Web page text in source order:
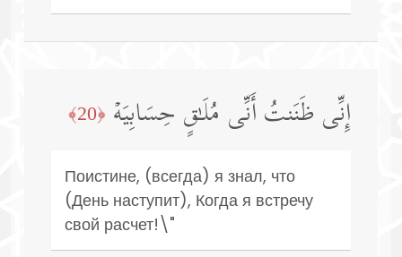
إِنِّی ظَنَنتُ أَنِّی مُلَـٰقٍ حِسَابِیَهۡ ﴿20﴾
Поистине, (всегда) я знал, что
(День наступит), Когда я встречу
свой расчет!\"